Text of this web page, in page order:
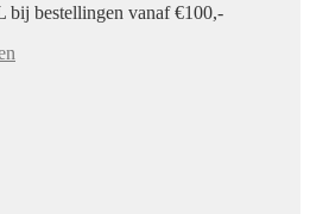
bij bestellingen vanaf €100,-